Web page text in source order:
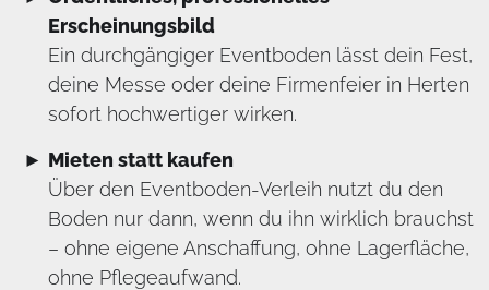
Erscheinungsbild
Ein durchgängiger Eventboden lässt dein Fest,
deine Messe oder deine Firmenfeier in Herten
sofort hochwertiger wirken.
Mieten statt kaufen
Über den Eventboden-Verleih nutzt du den
Boden nur dann, wenn du ihn wirklich brauchst
– ohne eigene Anschaffung, ohne Lagerfläche,
ohne Pflegeaufwand.